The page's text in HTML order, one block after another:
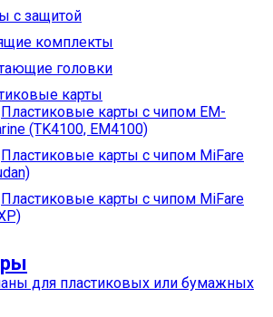
с защитой
комплекты
головки
карты
Пластиковые карты с чипом EM-
(TK4100, EM4100)
Пластиковые карты с чипом MiFare
Пластиковые карты с чипом MiFare
для пластиковых или бумажных